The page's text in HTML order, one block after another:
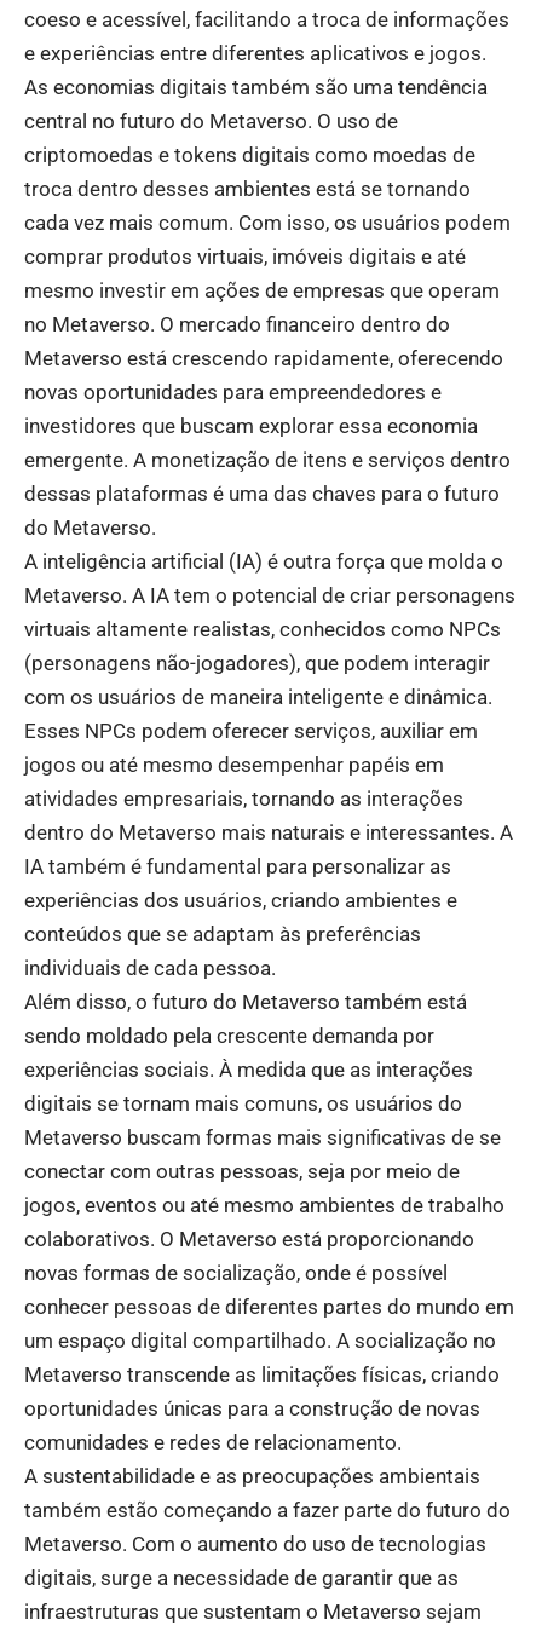
coeso e acessível, facilitando a troca de informações
e experiências entre diferentes aplicativos e jogos.
As economias digitais também são uma tendência
central no futuro do Metaverso. O uso de
criptomoedas e tokens digitais como moedas de
troca dentro desses ambientes está se tornando
cada vez mais comum. Com isso, os usuários podem
comprar produtos virtuais, imóveis digitais e até
mesmo investir em ações de empresas que operam
no Metaverso. O mercado financeiro dentro do
Metaverso está crescendo rapidamente, oferecendo
novas oportunidades para empreendedores e
investidores que buscam explorar essa economia
emergente. A monetização de itens e serviços dentro
dessas plataformas é uma das chaves para o futuro
do Metaverso.
A inteligência artificial (IA) é outra força que molda o
Metaverso. A IA tem o potencial de criar personagens
virtuais altamente realistas, conhecidos como NPCs
(personagens não-jogadores), que podem interagir
com os usuários de maneira inteligente e dinâmica.
Esses NPCs podem oferecer serviços, auxiliar em
jogos ou até mesmo desempenhar papéis em
atividades empresariais, tornando as interações
dentro do Metaverso mais naturais e interessantes. A
IA também é fundamental para personalizar as
experiências dos usuários, criando ambientes e
conteúdos que se adaptam às preferências
individuais de cada pessoa.
Além disso, o futuro do Metaverso também está
sendo moldado pela crescente demanda por
experiências sociais. À medida que as interações
digitais se tornam mais comuns, os usuários do
Metaverso buscam formas mais significativas de se
conectar com outras pessoas, seja por meio de
jogos, eventos ou até mesmo ambientes de trabalho
colaborativos. O Metaverso está proporcionando
novas formas de socialização, onde é possível
conhecer pessoas de diferentes partes do mundo em
um espaço digital compartilhado. A socialização no
Metaverso transcende as limitações físicas, criando
oportunidades únicas para a construção de novas
comunidades e redes de relacionamento.
A sustentabilidade e as preocupações ambientais
também estão começando a fazer parte do futuro do
Metaverso. Com o aumento do uso de tecnologias
digitais, surge a necessidade de garantir que as
infraestruturas que sustentam o Metaverso sejam